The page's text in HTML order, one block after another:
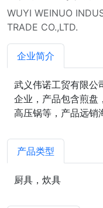
WUYI WEINUO
TRADE CO.,LTD.
企业简介
武义伟诺工贸有限公
企业，产品包含煎盘
高压锅等，产品远销
产品类型
厨具，炊具